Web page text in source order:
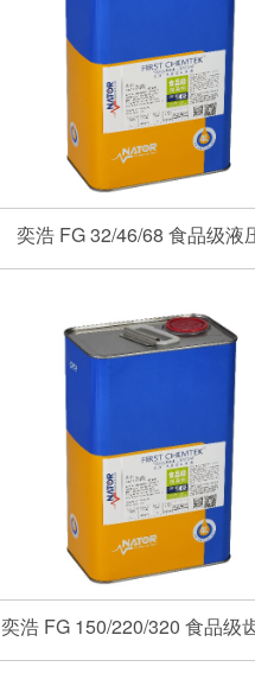
奕浩 FG 32/46/68 食品级液
奕浩 FG 150/220/320 食品级